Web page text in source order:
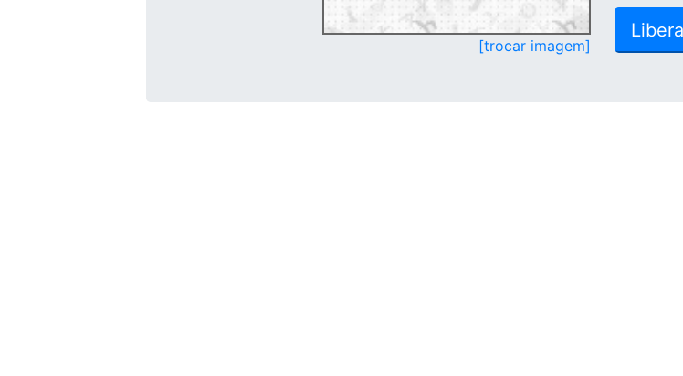
[trocar imagem]